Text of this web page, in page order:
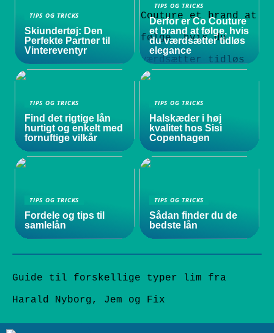
TIPS OG TRICKS
Skiundertøj: Den
Perfekte Partner til
Vintereventyr
TIPS OG TRICKS
Derfor er Co Couture
et brand at følge, hvis
du værdsætter tidløs
elegance
TIPS OG TRICKS
Find det rigtige lån
hurtigt og enkelt med
fornuftige vilkår
TIPS OG TRICKS
Halskæder i høj
kvalitet hos Sisi
Copenhagen
TIPS OG TRICKS
Fordele og tips til
samlelån
TIPS OG TRICKS
Sådan finder du de
bedste lån
Guide til forskellige typer lim fra
Harald Nyborg, Jem og Fix